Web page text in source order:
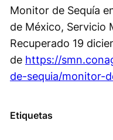
Monitor de Sequía
de México, Servicio
Recuperado 19
de https://
de-sequia/monitor-
Etiquetas